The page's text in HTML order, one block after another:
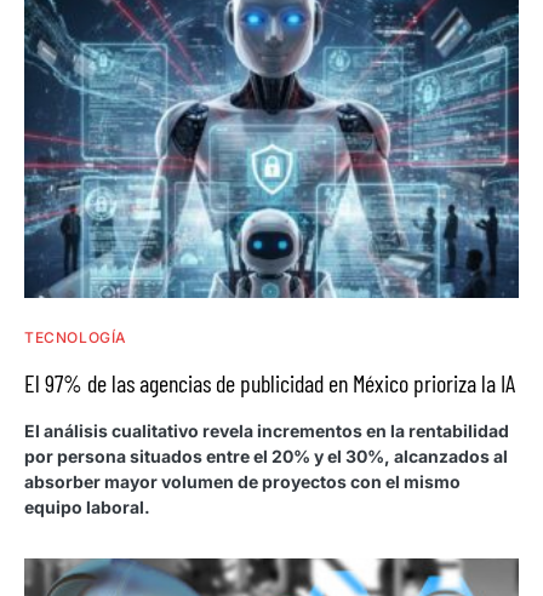
TECNOLOGÍA
El 97% de las agencias de publicidad en México prioriza la IA
El análisis cualitativo revela incrementos en la rentabilidad
por persona situados entre el 20% y el 30%, alcanzados al
absorber mayor volumen de proyectos con el mismo
equipo laboral.